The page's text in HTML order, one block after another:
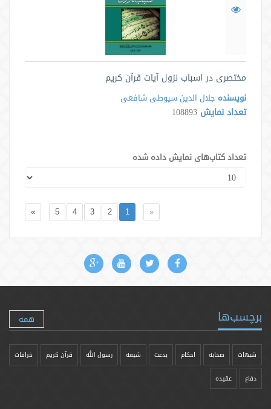
مختصری در اسباب نزول آیات قرآن کریم
نویسنده جلال الدین سیوطی شافعی
تعداد نمایش 108893
تعداد کتاب‌های نمایش داده شده
«
1
2
3
4
5
»
برچسب‌ها همه
شبهات صحابه احکام بدعت شیعه رسول الله قرآن کریم خرافات
دفاع عقیده